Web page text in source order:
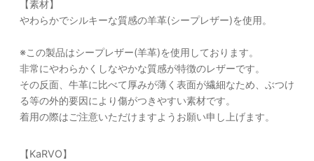
【素材】
やわらかでシルキーな質感の羊革(シープレザー)を使用。
※この製品はシープレザー(羊革)を使用しております。
非常にやわらかくしなやかな質感が特徴のレザーです。
その反面、牛革に比べて厚みが薄く表面が繊細なため、ぶつけ
る等の外的要因により傷がつきやすい素材です。
着用の際はご注意いただけますようお願い申し上げます。
【KaRVO】